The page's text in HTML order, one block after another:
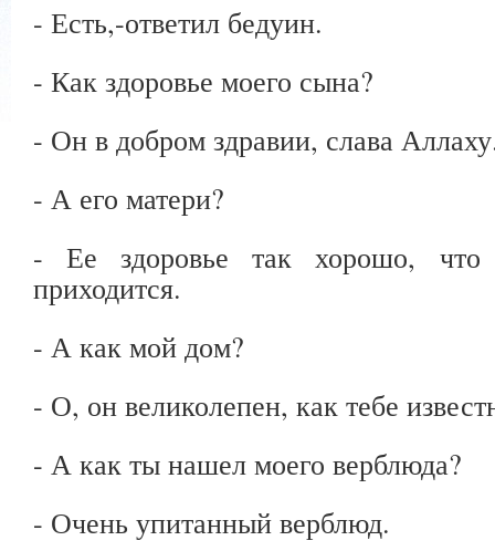
- Есть,-ответил бедуин.
- Как здоровье моего сына?
- Он в добром здравии, слава
- А его матери?
- Ее здоровье так хорошо,
приходится.
- А как мой дом?
- О, он великолепен, как тебе
- А как ты нашел моего верблюда?
- Очень упитанный верблюд.